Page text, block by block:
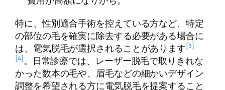
特に、性別適合手術を控えている方など、特定
の部位の毛を確実に除去する必要がある場合に
は、電気脱毛が選択されることがあります[3]
[4]。日常診療では、レーザー脱毛で取りきれな
かった数本の毛や、眉毛などの細かいデザイン
調整を希望される方に電気脱毛を提案すること